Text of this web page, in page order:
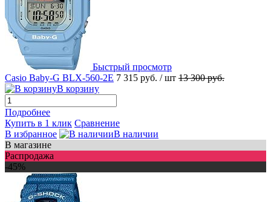
Быстрый просмотр
Casio Baby-G BLX-560-2E 7 315 руб. / шт 13 300 руб.
В корзину
Подробнее
Купить в 1 клик Сравнение
В избранное
В наличии
В магазине
Распродажа
-45%